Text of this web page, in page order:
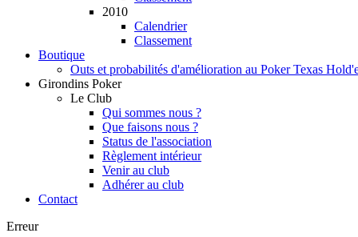
2010
Calendrier
Classement
Boutique
Outs et probabilités d'amélioration au Poker Texas
Girondins Poker
Le Club
Qui sommes nous ?
Que faisons nous ?
Status de l'association
Règlement intérieur
Venir au club
Adhérer au club
Contact
Erreur